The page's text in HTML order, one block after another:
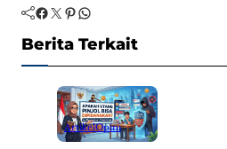
Facebook Twitter Pinterest WhatsApp
Berita Terkait
ArtikelOpini